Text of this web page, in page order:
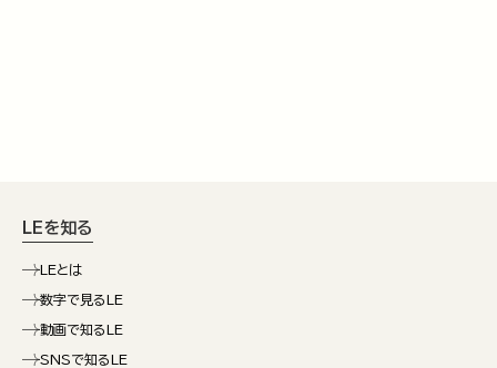
LEを知る
LEとは
数字で見るLE
動画で知るLE
SNSで知るLE